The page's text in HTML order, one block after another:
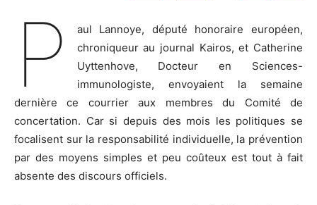
P
aul Lannoye, député honoraire européen,
chroniqueur au journal Kairos, et Catherine
Uyttenhove, Docteur en Sciences-
immunologiste, envoyaient la semaine
dernière ce courrier aux membres du Comité de
concertation. Car si depuis des mois les politiques se
focalisent sur la responsabilité individuelle, la prévention
par des moyens simples et peu coûteux est tout à fait
absente des discours officiels.